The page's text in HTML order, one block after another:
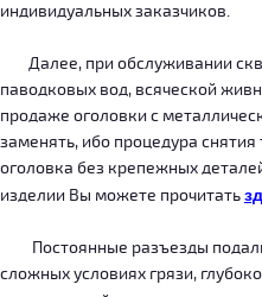
индивидуальных заказчиков.
Далее, при обслуживании
паводковых вод, всяческой
продаже оголовки с
заменять, ибо процедура
оголовка без крепежных
изделии Вы можете прочитать
Постоянные разъезды подали
сложных условиях грязи,